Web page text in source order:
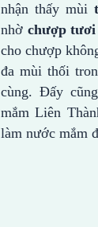
nhận thấy mùi
nhờ chượp
cho chượp
đa mùi thối
cùng. Đấy
mắm Liên
làm nước mắm